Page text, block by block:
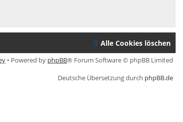
Alle Cookies löschen
• Powered by phpBB® Forum Software © phpBB Limited
Deutsche Übersetzung durch phpBB.de